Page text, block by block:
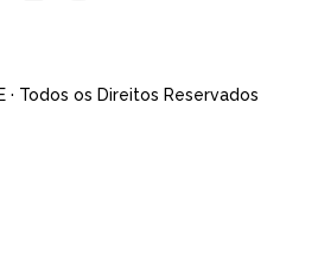
· Todos os Direitos Reservados